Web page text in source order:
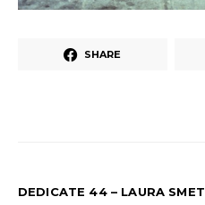
SHARE
DEDICATE 44 – LAURA SMET